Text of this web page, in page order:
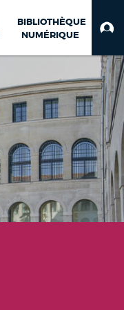
BIBLIOTHÈQUE
NUMÉRIQUE